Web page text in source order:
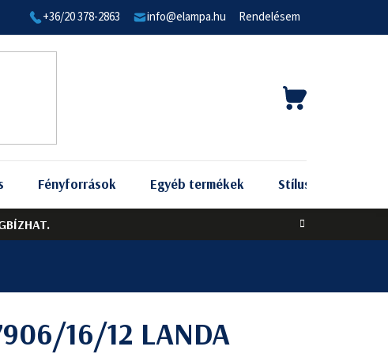
+36/20 378-2863 info@elampa.hu Rendelésem
KOSÁR
Fényforrások Egyéb termékek Stílus szerint
16/12 LANDA